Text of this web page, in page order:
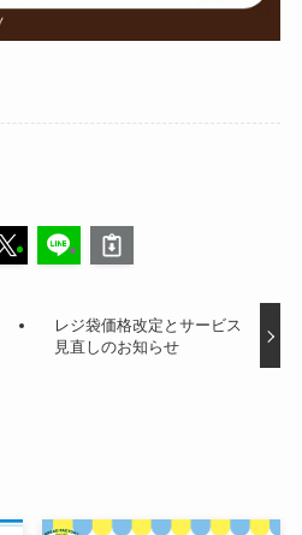
レジ袋価格改定とサービス
見直しのお知らせ